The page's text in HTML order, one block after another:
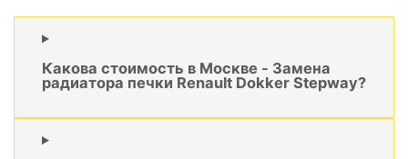
Какова стоимость в Москве - Замена
радиатора печки Renault Dokker Stepway?